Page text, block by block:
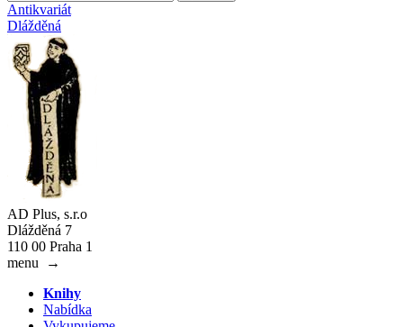
Antikvariát
Dlážděná
AD Plus, s.r.o
Dlážděná 7
110 00 Praha 1
menu
→
Knihy
Nabídka